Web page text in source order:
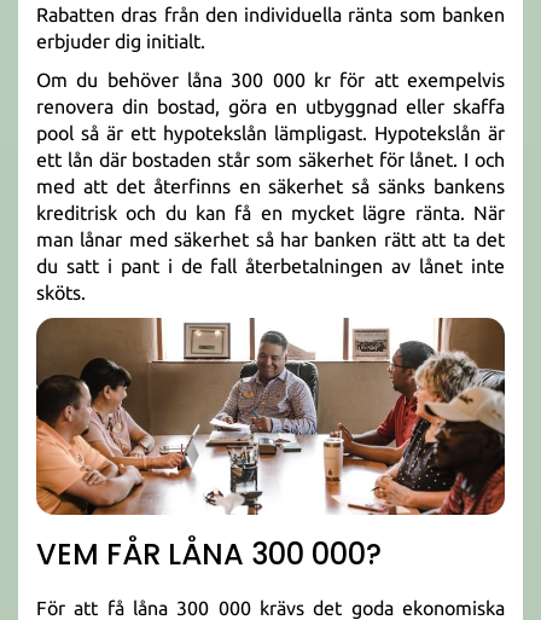
Rabatten dras från den individuella ränta som banken
erbjuder dig initialt.
Om du behöver låna 300 000 kr för att exempelvis
renovera din bostad, göra en utbyggnad eller skaffa
pool så är ett hypotekslån lämpligast. Hypotekslån är
ett lån där bostaden står som säkerhet för lånet. I och
med att det återfinns en säkerhet så sänks bankens
kreditrisk och du kan få en mycket lägre ränta. När
man lånar med säkerhet så har banken rätt att ta det
du satt i pant i de fall återbetalningen av lånet inte
sköts.
VEM FÅR LÅNA 300 000?
För att få låna 300 000 krävs det goda ekonomiska